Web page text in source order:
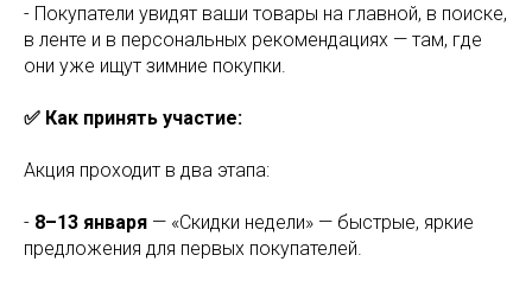
- Покупатели увидят ваши товары на главной, в поиске,
в ленте и в персональных рекомендациях — там, где
они уже ищут зимние покупки.
✅ Как принять участие:
Акция проходит в два этапа:
- 8–13 января — «Скидки недели» — быстрые, яркие
предложения для первых покупателей.